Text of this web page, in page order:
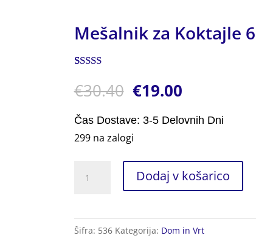
Mešalnik za Koktajle
5.00od 5 na
podlagi
stranke
€30.40 €19.00
Čas Dostave: 3-5 Delovnih Dni
299 na zalogi
6
Delni
Dodaj v košarico
Šifra: 536 Kategorija: Dom in Vrt